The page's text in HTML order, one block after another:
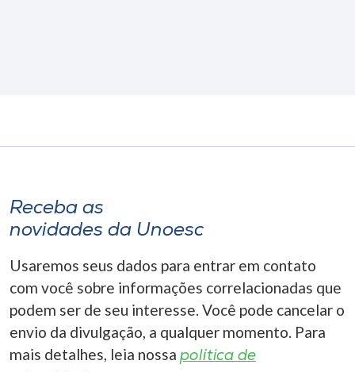
Receba as
novidades da Unoesc
Usaremos seus dados para entrar em contato
com você sobre informações correlacionadas que
podem ser de seu interesse. Você pode cancelar o
envio da divulgação, a qualquer momento. Para
mais detalhes, leia nossa política de